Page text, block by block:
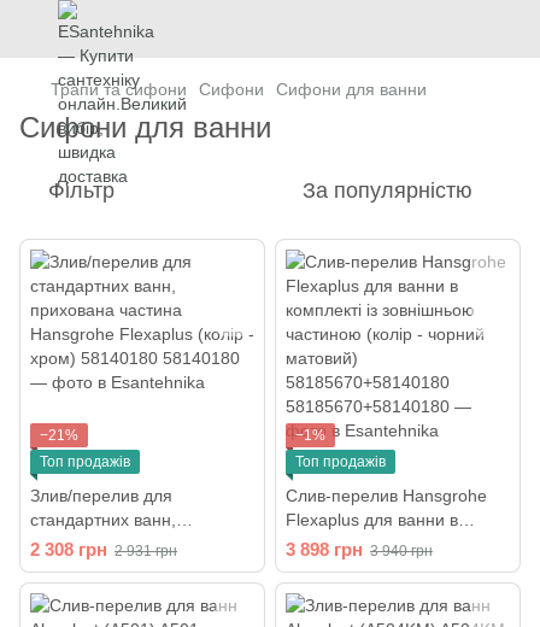
Трапи та сифони Сифони Сифони для ванни
Сифони для ванни
Фільтр За популярністю
−21%
Топ продажів
Злив/перелив для
стандартних ванн,
прихована частина
Hansgrohe Flexaplus (колір -
хром) 58140180
2 308 грн 2 931 грн
−1%
Топ продажів
Слив-перелив Hansgrohe
Flexaplus для ванни в
комплекті із зовнішньою
частиною (колір - чорний
матовий)
58185670+58140180
3 898 грн 3 940 грн